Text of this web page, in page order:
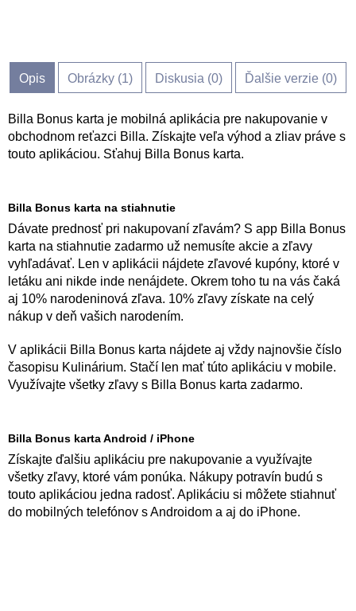
Opis Obrázky (1) Diskusia (0) Ďalšie verzie (0)
Billa Bonus karta je mobilná aplikácia pre nakupovanie v
obchodnom reťazci Billa. Získajte veľa výhod a zliav práve s
touto aplikáciou. Sťahuj Billa Bonus karta.
Billa Bonus karta na stiahnutie
Dávate prednosť pri nakupovaní zľavám? S app Billa Bonus
karta na stiahnutie zadarmo už nemusíte akcie a zľavy
vyhľadávať. Len v aplikácii nájdete zľavové kupóny, ktoré v
letáku ani nikde inde nenájdete. Okrem toho tu na vás čaká
aj 10% narodeninová zľava. 10% zľavy získate na celý
nákup v deň vašich narodením.
V aplikácii Billa Bonus karta nájdete aj vždy najnovšie číslo
časopisu Kulinárium. Stačí len mať túto aplikáciu v mobile.
Využívajte všetky zľavy s Billa Bonus karta zadarmo.
Billa Bonus karta Android / iPhone
Získajte ďalšiu aplikáciu pre nakupovanie a využívajte
všetky zľavy, ktoré vám ponúka. Nákupy potravín budú s
touto aplikáciou jedna radosť. Aplikáciu si môžete stiahnuť
do mobilných telefónov s Androidom a aj do iPhone.